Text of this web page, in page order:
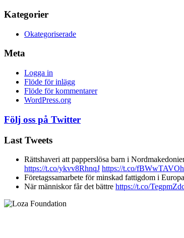
Kategorier
Okategoriserade
Meta
Logga in
Flöde för inlägg
Flöde för kommentarer
WordPress.org
Följ oss på Twitter
Last Tweets
Rättshaveri att papperslösa barn i
https://t.co/ykvv8RhnqJ https://t.co/
Företagssamarbete för minskad fattigdom i
När människor får det bättre https://t.co/